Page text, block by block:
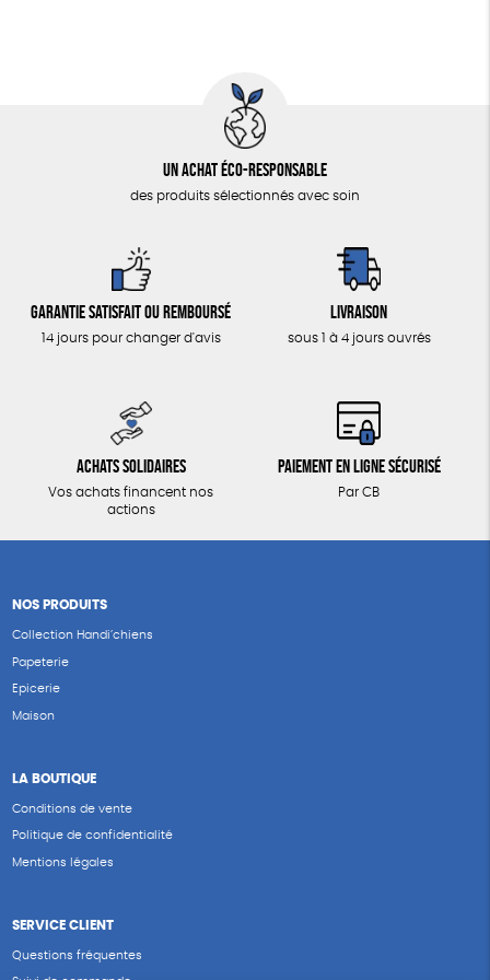
Un achat éco-responsable
des produits sélectionnés avec soin
Garantie satisfait ou remboursé
14 jours pour changer d'avis
Livraison
sous 1 à 4 jours ouvrés
Achats solidaires
Vos achats financent nos
actions
Paiement en ligne sécurisé
Par CB
NOS PRODUITS
Collection Handi’chiens
Papeterie
Epicerie
Maison
LA BOUTIQUE
Conditions de vente
Politique de confidentialité
Mentions légales
SERVICE CLIENT
Questions fréquentes